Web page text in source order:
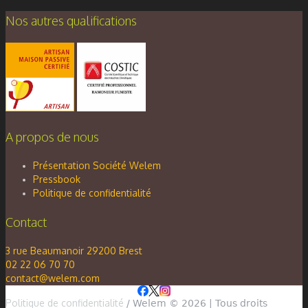
Nos autres qualifications
A propos de nous
Présentation Société Welem
Pressbook
Politique de confidentialité
Contact
3 rue Beaumanoir 29200 Brest
02 22 06 70 70
contact@welem.com
Politique de confidentialité / Welem © 2026 | Tous droits